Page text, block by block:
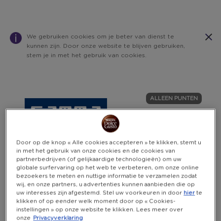
We gebruiken cookies om je beter van dienst te
kunnen zijn. Door onze website te blijven gebruiken,
stem je in met het gebruik van cookies.
changed
successfully!
ALLEEN PUNTEN
Door op de knop « Alle cookies accepteren » te klikken, stemt u
in met het gebruik van onze cookies en de cookies van
partnerbedrijven (of gelijkaardige technologieën) om uw
globale surfervaring op het web te verbeteren, om onze online
bezoekers te meten en nuttige informatie te verzamelen zodat
wij, en onze partners, u advertenties kunnen aanbieden die op
uw interesses zijn afgestemd. Stel uw voorkeuren in door hier te
klikken of op eender welk moment door op « Cookies-
instellingen » op onze website te klikken. Lees meer over
onze
Privacyverklaring